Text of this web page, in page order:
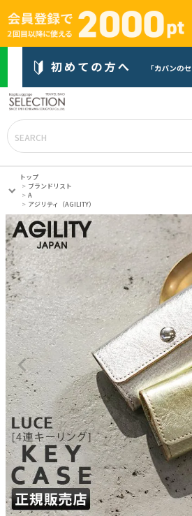
トップ
ブランドリスト
A
アジリティ（AGILITY）